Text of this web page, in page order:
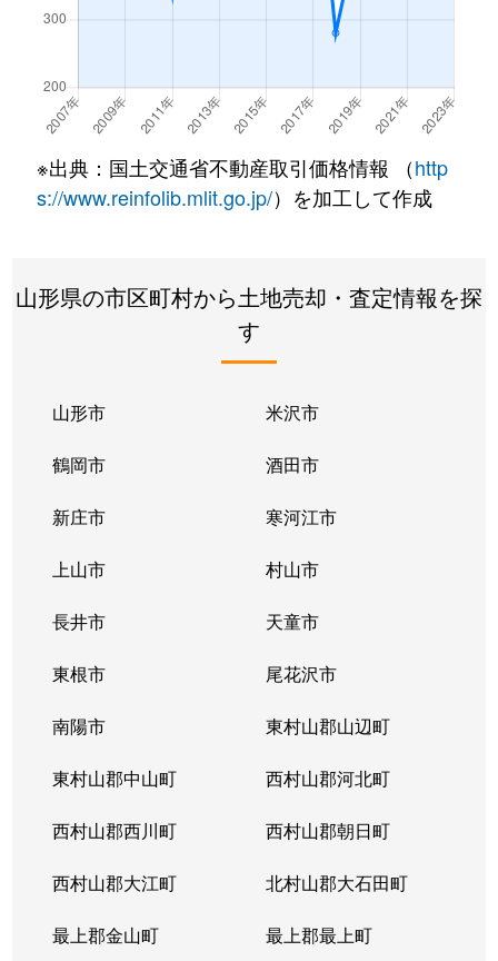
※出典：国土交通省不動産取引価格情報 （http
s://www.reinfolib.mlit.go.jp/）を加工して作成
山形県の市区町村から土地売却・査定情報を探
す
山形市 米沢市
鶴岡市 酒田市
新庄市 寒河江市
上山市 村山市
長井市 天童市
東根市 尾花沢市
南陽市 東村山郡山辺町
東村山郡中山町 西村山郡河北町
西村山郡西川町 西村山郡朝日町
西村山郡大江町 北村山郡大石田町
最上郡金山町 最上郡最上町